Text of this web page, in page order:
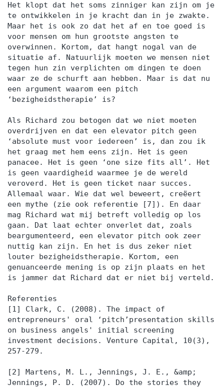
Het klopt dat het soms zinniger kan zijn om je
te ontwikkelen in je kracht dan in je zwakte.
Maar het is ook zo dat het af en toe goed is
voor mensen om hun grootste angsten te
overwinnen. Kortom, dat hangt nogal van de
situatie af. Natuurlijk moeten we mensen niet
tegen hun zin verplichten om dingen te doen
waar ze de schurft aan hebben. Maar is dat nu
een argument waarom een pitch
‘bezigheidstherapie’ is?
Als Richard zou betogen dat we niet moeten
overdrijven en dat een elevator pitch geen
‘absolute must voor iedereen’ is, dan zou ik
het graag met hem eens zijn. Het is geen
panacee. Het is geen ‘one size fits all’. Het
is geen vaardigheid waarmee je de wereld
veroverd. Het is geen ticket naar succes.
Allemaal waar. Wie dat wel beweert, creëert
een mythe (zie ook referentie [7]). En daar
mag Richard wat mij betreft volledig op los
gaan. Dat laat echter onverlet dat, zoals
beargumenteerd, een elevator pitch ook zeer
nuttig kan zijn. En het is dus zeker niet
louter bezigheidstherapie. Kortom, een
genuanceerde mening is op zijn plaats en het
is jammer dat Richard dat er niet bij verteld.
Referenties
[1] Clark, C. (2008). The impact of
entrepreneurs' oral ‘pitch’presentation skills
on business angels' initial screening
investment decisions. Venture Capital, 10(3),
257-279.
[2] Martens, M. L., Jennings, J. E., &amp;
Jennings, P. D. (2007). Do the stories they